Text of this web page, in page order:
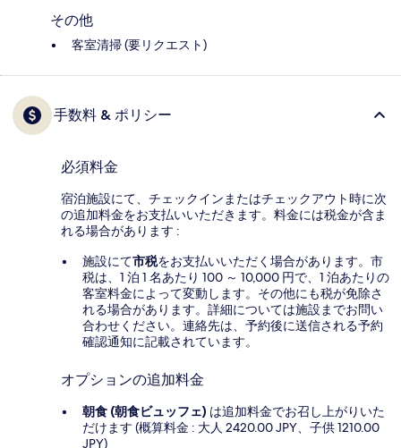
その他
客室清掃 (要リクエスト)
手数料 & ポリシー
必須料金
宿泊施設にて、チェックインまたはチェックアウト時に次
の追加料金をお支払いいただきます。料金には税金が含ま
れる場合があります :
施設にて市税をお支払いいただく場合があります。市
税は、1 泊 1 名あたり 100 ～ 10,000 円で、1 泊あたりの
客室料金によって変動します。その他にも税が免除さ
れる場合があります。詳細については施設までお問い
合わせください。連絡先は、予約後に送信される予約
確認通知に記載されています。
オプションの追加料金
朝食 (朝食ビュッフェ) は追加料金でお召し上がりいた
だけます (概算料金 : 大人 2420.00 JPY、子供 1210.00
JPY)